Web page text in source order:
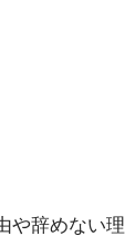
辞めない